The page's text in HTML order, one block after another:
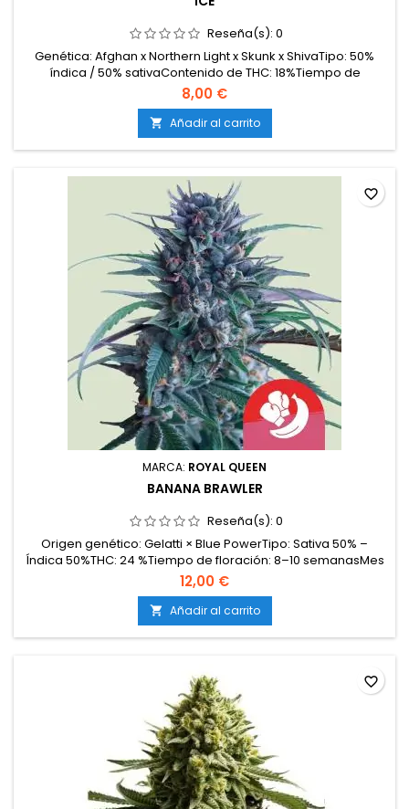
Reseña(s): 0
Genética: Afghan x Northern Light x Skunk x ShivaTipo: 50%
índica / 50% sativaContenido de THC: 18%Tiempo de
floración: 8-10 semanasProducción en interior: 450-500
g/m²Producción en exterior: hasta 550 g/plantaAltura: 80-120
cm en interior; hasta 200 cm en exteriorAromas y
sabores: Terrosos, especiados, cítricos y herbales...
8,00 €
 Añadir al carrito
MARCA: ROYAL QUEEN
BANANA BRAWLER
Reseña(s): 0
Origen genético: Gelatti × Blue PowerTipo: Sativa 50% –
Índica 50%THC: 24 %Tiempo de floración: 8–10 semanasMes
de cosecha: Principios de octubreCosecha en interior: 450–
500 g/m²Cosecha en exterior: 550–600 g/plantaAltura en
interior: 100–130 cmAltura en exterior: 150–190 cmEfecto:
Creativo, energizante, eufórico, risas...
12,00 €
 Añadir al carrito
favorite_border
favorite_border